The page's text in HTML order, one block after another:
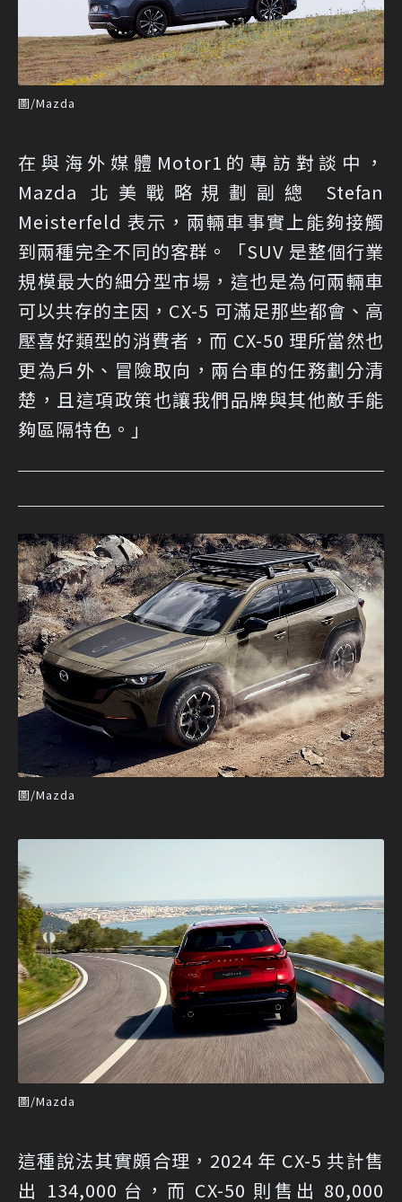
圖/Mazda
在與海外媒體 Motor1 的專訪對談中，
Mazda 北美戰略規劃副總 Stefan
Meisterfeld 表示，兩輛車事實上能夠接觸
到兩種完全不同的客群。「SUV 是整個行業
規模最大的細分型市場，這也是為何兩輛車
可以共存的主因，CX-5 可滿足那些都會、高
壓喜好類型的消費者，而 CX-50 理所當然也
更為戶外、冒險取向，兩台車的任務劃分清
楚，且這項政策也讓我們品牌與其他敵手能
夠區隔特色。」
圖/Mazda
圖/Mazda
這種說法其實頗合理，2024 年 CX-5 共計售
出 134,000 台，而 CX-50 則售出 80,000